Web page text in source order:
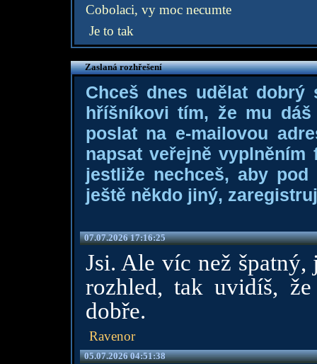
Cobolaci, vy moc necumte
Je to tak
Zaslaná rozhřešení
Chceš dnes udělat dobrý
hříšníkovi tím, že mu
poslat na e-mailovou
napsat veřejně
jestliže nechceš, aby
ještě někdo jiný,
07.07.2026 17:16:25
Jsi. Ale víc než
rozhled, tak uvidíš,
dobře.
Ravenor
05.07.2026 04:51:38